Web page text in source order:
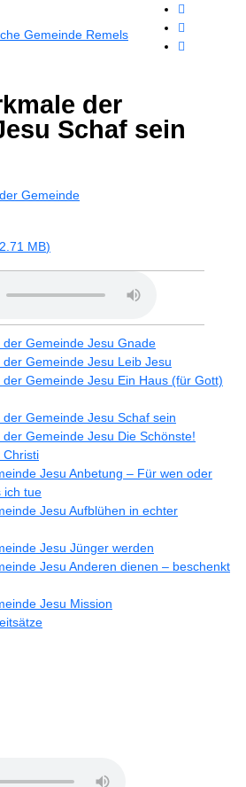
der
Schaf sein
Gemeinde
MB)
Gemeinde Jesu Gnade
Gemeinde Jesu Leib Jesu
Gemeinde Jesu Ein Haus (für Gott)
Gemeinde Jesu Schaf sein
Gemeinde Jesu Die Schönste!
Christi
Jesu Anbetung – Für wen oder
ich tue
Jesu Aufblühen in echter
Jesu Jünger werden
Jesu Anderen dienen – beschenkt
Jesu Mission